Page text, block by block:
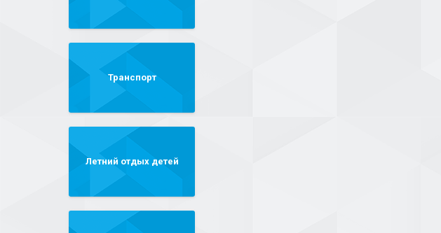
Транспорт
Летний отдых детей